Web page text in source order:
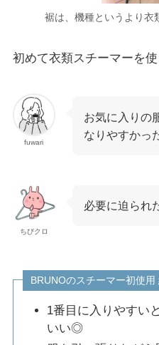
裾は、機種というより衣
初めて衣類スチーマーを使
fuwari
お気に入りの
なりやすかっ
ちびクロ
必要に迫られ
BRUNOのスチーマー初使用
1番目に入りやすい
いい◎